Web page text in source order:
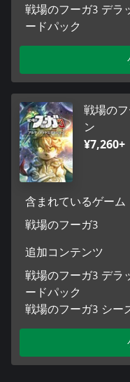
戦場のフーガ3 デラ
ードパック
戦場の
ン
¥7,260+
含まれているゲーム
戦場のフーガ3
追加コンテンツ
戦場のフーガ3 デラ
ードパック
戦場のフーガ3 シー